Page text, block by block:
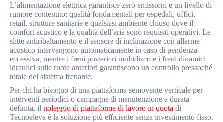
L’alimentazione elettrica garantisce zero emissioni e un livello di
rumore contenuto: qualità fondamentali per ospedali, uffici,
retail, strutture sanitarie e qualsiasi ambiente chiuso dove il
comfort acustico e la qualità dell’aria sono requisiti operativi. Le
slitte antiribaltamento e il sensore di inclinazione con allarme
acustico intervengono automaticamente in caso di pendenza
eccessiva, mentre i freni posteriori multidisco e i freni dinamici
idraulici sulle ruote anteriori garantiscono un controllo pressoché
totale del sistema frenante.
Per chi ha bisogno di una piattaforma semovente verticale per
interventi periodici o campagne di manutenzione a durata
definita, il noleggio di piattaforme di lavoro in quota di
Tecnoeleva è la soluzione più efficiente senza investimento fisso.